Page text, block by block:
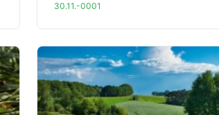
30.11.-0001